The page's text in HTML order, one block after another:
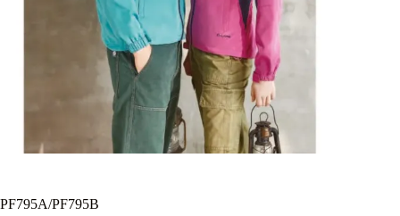
PF795A/PF795B